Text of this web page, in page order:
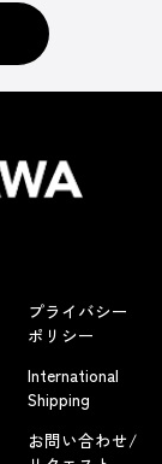
プライバシー
ポリシー
International
Shipping
お問い合わせ/